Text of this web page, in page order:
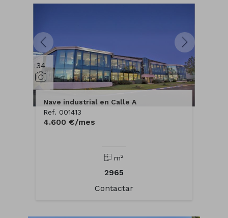
34
Nave industrial en Calle A
Ref. 001413
4.600 €/mes
m2
2965
Contactar